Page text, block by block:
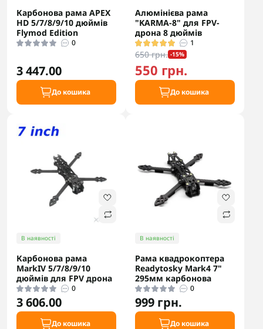
Карбонова рама APEX
HD 5/7/8/9/10 дюймів
Flymod Edition
0
3 447.00
До кошика
Алюмінієва рама
"KARMA-8" для FPV-
дрона 8 дюймів
1
650 грн. -15%
550 грн.
До кошика
В наявності
Карбонова рама
MarkIV 5/7/8/9/10
дюймів для FPV дрона
0
3 606.00
До кошика
В наявності
Рама квадрокоптера
Readytosky Mark4 7"
295мм карбонова
0
999 грн.
До кошика